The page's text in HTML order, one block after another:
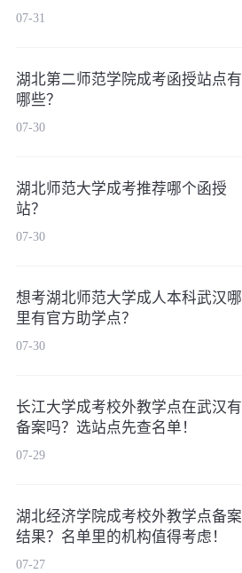
07-31
湖北第二师范学院成考函授站点有
哪些？
07-30
湖北师范大学成考推荐哪个函授
站？
07-30
想考湖北师范大学成人本科武汉哪
里有官方助学点？
07-30
长江大学成考校外教学点在武汉有
备案吗？选站点先查名单！
07-29
湖北经济学院成考校外教学点备案
结果？名单里的机构值得考虑！
07-27